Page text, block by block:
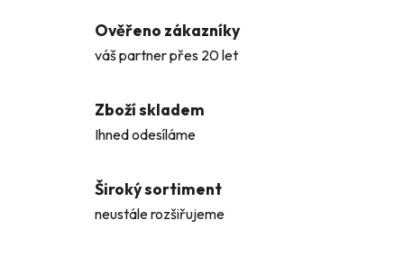
Ověřeno zákazníky
váš partner přes 20 let
Zboží skladem
Ihned odesíláme
Široký sortiment
neustále rozšiřujeme